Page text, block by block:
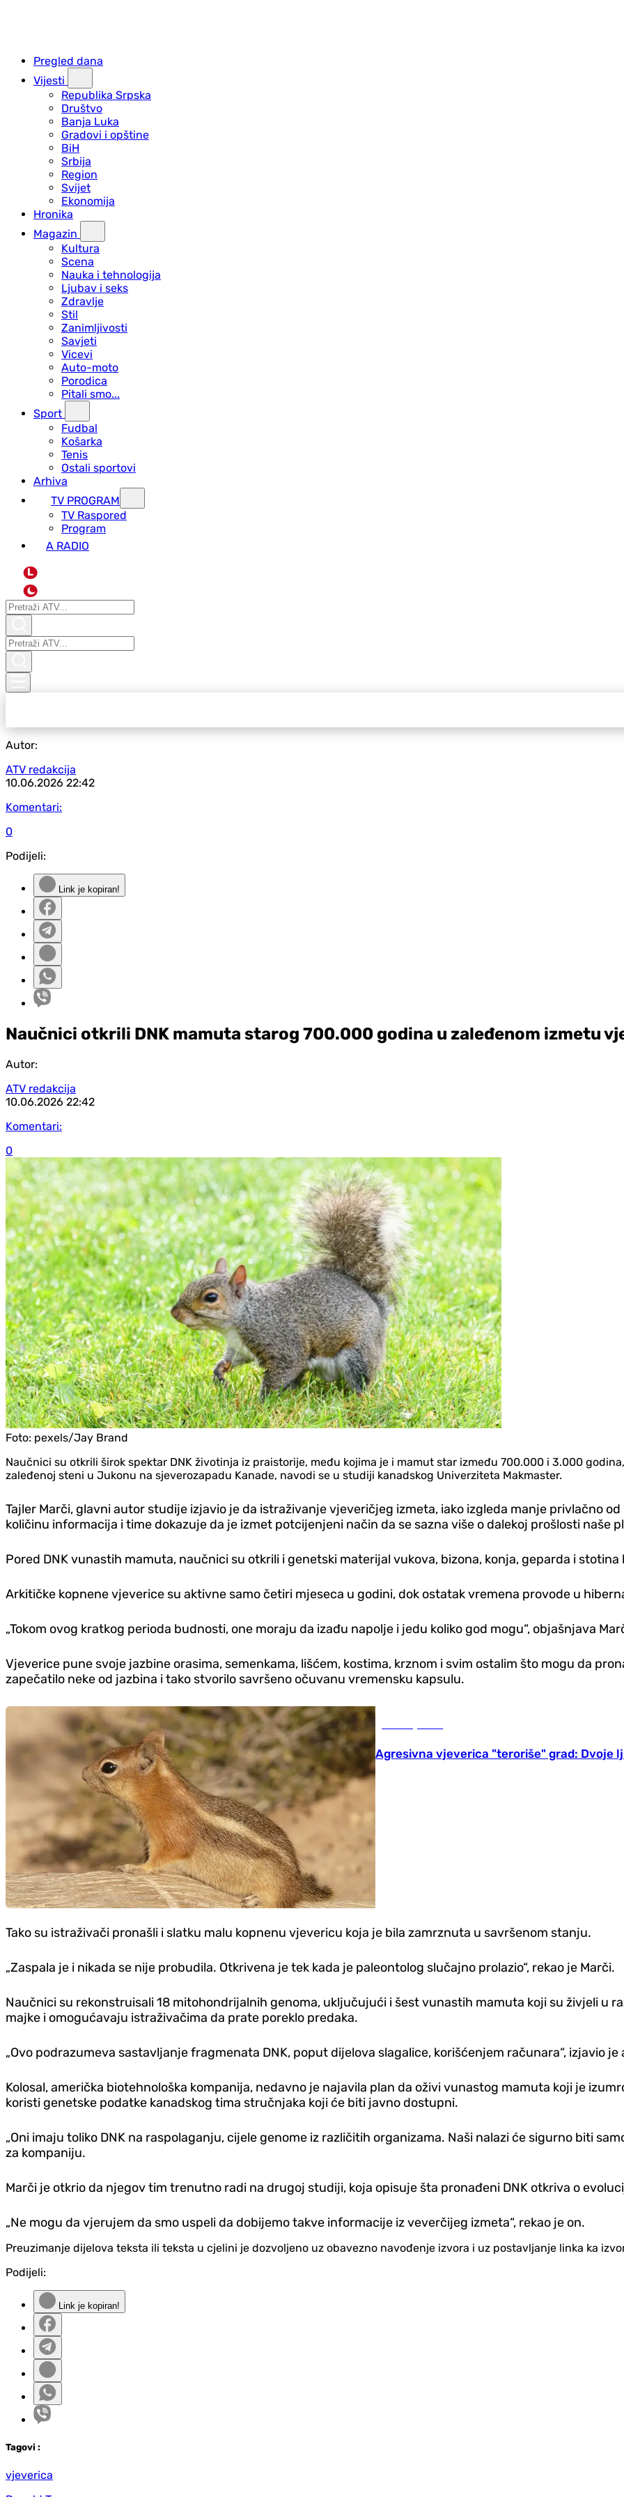
Pregled dana
Vijesti
Republika Srpska
Društvo
Banja Luka
Gradovi i opštine
BiH
Srbija
Region
Svijet
Ekonomija
Hronika
Magazin
Kultura
Scena
Nauka i tehnologija
Ljubav i seks
Zdravlje
Stil
Zanimljivosti
Savjeti
Vicevi
Auto-moto
Porodica
Pitali smo...
Sport
Fudbal
Košarka
Tenis
Ostali sportovi
Arhiva
TV PROGRAM
ТV Raspored
Program
A RADIO
L
Autor:
ATV redakcija
10.06.2026 22:42
Komentari:
0
Podijeli:
Link je kopiran!
Naučnici otkrili DNK mamuta starog 700.000 godina u zaleđenom izmetu
Autor:
ATV redakcija
10.06.2026 22:42
Komentari:
0
Foto: pexels/Jay Brand
Naučnici su otkrili širok spektar DNK životinja iz praistorije, među kojima je i mamut star između 700.000 i 3.000
zaleđenoj steni u Jukonu na sjeverozapadu Kanade, navodi se u studiji kanadskog Univerziteta Makmaster.
Tajler Marči, glavni autor studije izjavio je da istraživanje vjeveričjeg izmeta, iako izgleda manje privlačno
količinu informacija i time dokazuje da je izmet potcijenjeni način da se sazna više o dalekoj prošlosti naše
Pored DNK vunastih mamuta, naučnici su otkrili i genetski materijal vukova, bizona, konja, geparda i stotina
Arkitičke kopnene vjeverice su aktivne samo četiri mjeseca u godini, dok ostatak vremena provode u
„Tokom ovog kratkog perioda budnosti, one moraju da izađu napolje i jedu koliko god mogu“, objašnjava
Vjeverice pune svoje jazbine orasima, semenkama, lišćem, kostima, krznom i svim ostalim što mogu da
zapečatilo neke od jazbina i tako stvorilo savršeno očuvanu vremensku kapsulu.
Agresivna vjeverica "teroriše" grad: Dvoje
Tako su istraživači pronašli i slatku malu kopnenu vjevericu koja je bila zamrznuta u savršenom stanju.
„Zaspala je i nikada se nije probudila. Otkrivena je tek kada je paleontolog slučajno prolazio“, rekao je Marči.
Naučnici su rekonstruisali 18 mitohondrijalnih genoma, uključujući i šest vunastih mamuta koji su živjeli u
majke i omogućavaju istraživačima da prate poreklo predaka.
„Ovo podrazumeva sastavljanje fragmenata DNK, poput dijelova slagalice, korišćenjem računara“, izjavio je
Kolosal, američka biotehnološka kompanija, nedavno je najavila plan da oživi vunastog mamuta koji je
koristi genetske podatke kanadskog tima stručnjaka koji će biti javno dostupni.
„Oni imaju toliko DNK na raspolaganju, cijele genome iz različitih organizama. Naši nalazi će sigurno biti
za kompaniju.
Marči je otkrio da njegov tim trenutno radi na drugoj studiji, koja opisuje šta pronađeni DNK otkriva o
„Ne mogu da vjerujem da smo uspeli da dobijemo takve informacije iz veverčijeg izmeta“, rekao je on.
Preuzimanje dijelova teksta ili teksta u cjelini je dozvoljeno uz obavezno navođenje izvora i uz postavljanje linka ka
Podijeli:
Link je kopiran!
Tagovi :
vjeverica